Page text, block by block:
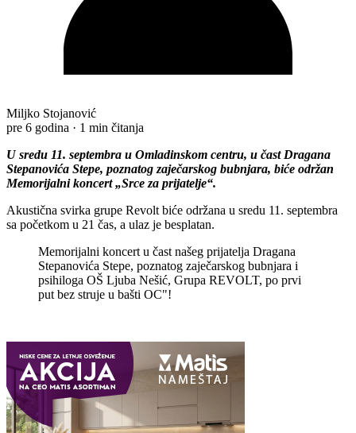
Miljko Stojanović
pre 6 godina · 1 min čitanja
U sredu 11. septembra u Omladinskom centru, u čast Dragana
Stepanovića Stepe, poznatog zaječarskog bubnjara, biće održan
Memorijalni koncert „Srce za prijatelje“.
Akustična svirka grupe Revolt biće održana u sredu 11. septembra
sa početkom u 21 čas, a ulaz je besplatan.
Memorijalni koncert u čast našeg prijatelja Dragana
Stepanovića Stepe, poznatog zaječarskog bubnjara i
psihiloga OŠ Ljuba Nešić, Grupa REVOLT, po prvi
put bez struje u bašti OC"!